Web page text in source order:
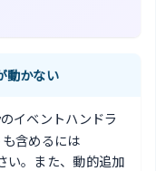
動かない
イベントハンドラ
含めるには
い。また、動的追加